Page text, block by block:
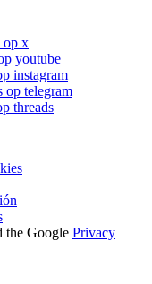
op x
youtube
instagram
op telegram
threads
the Google Privacy